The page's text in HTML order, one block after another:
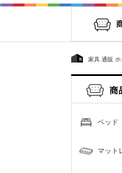
家具 通販 ホ
ベッド
マット